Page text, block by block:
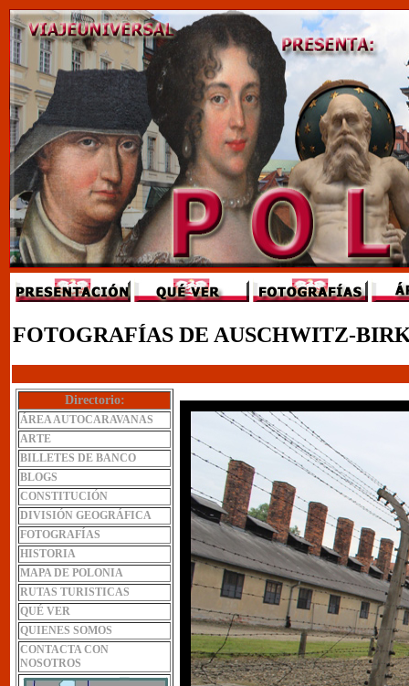
FOTOGRAFÍAS DE AUSCHWITZ-
Directorio:
ÁREA AUTOCARAVANAS
ARTE
BILLETES DE BANCO
BLOGS
CONSTITUCIÓN
DIVISIÓN GEOGRÁFICA
FOTOGRAFÍAS
HISTORIA
MAPA DE POLONIA
RUTAS TURISTICAS
QUÉ VER
QUIENES SOMOS
CONTACTA CON
NOSOTROS